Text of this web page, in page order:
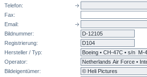
Telefon:
Fax:
Email:
Bildnummer:
Registrierung:
Hersteller / Typ:
Operator:
Bildeigentümer: